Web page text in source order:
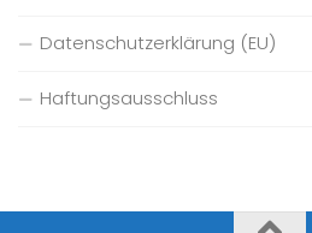
Datenschutzerklärung (EU)
Haftungsausschluss